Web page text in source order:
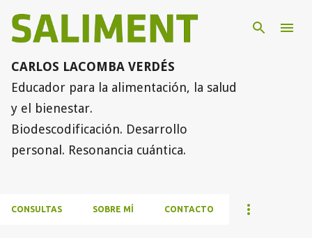
Ir al contenido principal
CARLOS LACOMBA VERDÉS
Educador para la alimentación, la salud
y el bienestar.
Biodescodificación. Desarrollo
personal. Resonancia cuántica.
CONSULTAS SOBRE MÍ CONTACTO